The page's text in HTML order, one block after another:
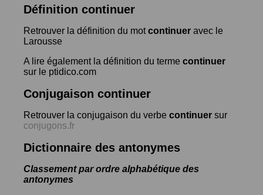
Définition continuer
Retrouver la définition du motcontinuer avec le
Larousse
A lire également la définition du terme continuer
sur le ptidico.com
Conjugaison continuer
Retrouver la conjugaison du verbe continuer sur
conjugons.fr
Dictionnaire des antonymes
Classement par ordre alphabétique des
antonymes